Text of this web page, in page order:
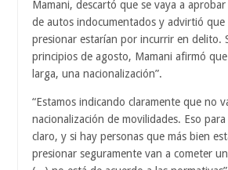
Mamani, descartó que se vaya a
de autos indocumentados y advirtió que
presionar estarían por incurrir en delito.
principios de agosto, Mamani afirmó que
larga, una nacionalización”.
“Estamos indicando claramente que no
nacionalización de movilidades. Eso
claro, y si hay personas que más bien
presionar seguramente van a cometer